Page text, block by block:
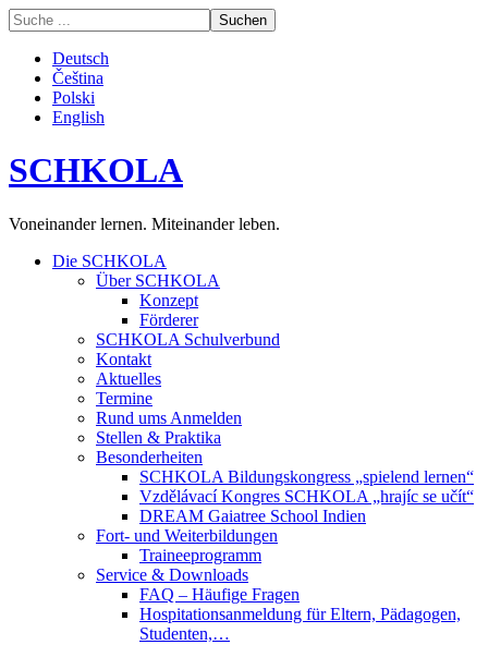
Deutsch
Čeština
Polski
English
SCHKOLA
Voneinander lernen. Miteinander leben.
Die SCHKOLA
Über SCHKOLA
Konzept
Förderer
SCHKOLA Schulverbund
Kontakt
Aktuelles
Termine
Rund ums Anmelden
Stellen & Praktika
Besonderheiten
SCHKOLA Bildungskongress „spielend lernen“
Vzdělávací Kongres SCHKOLA „hrajíc se učít“
DREAM Gaiatree School Indien
Fort- und Weiterbildungen
Traineeprogramm
Service & Downloads
FAQ – Häufige Fragen
Hospitationsanmeldung für Eltern, Pädagogen,
Studenten,…